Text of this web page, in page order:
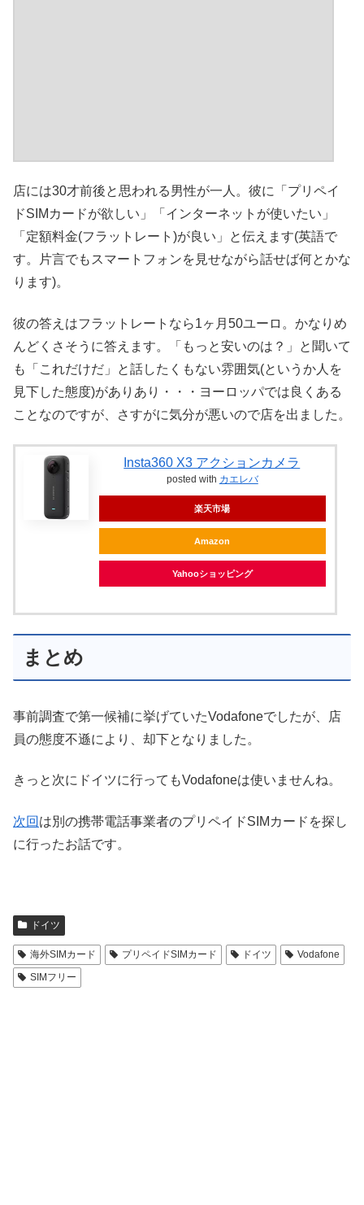
店には30才前後と思われる男性が一人。彼に「プリペイ
ドSIMカードが欲しい」「インターネットが使いたい」
「定額料金(フラットレート)が良い」と伝えます(英語で
す。片言でもスマートフォンを見せながら話せば何とかな
ります)。
彼の答えはフラットレートなら1ヶ月50ユーロ。かなりめ
んどくさそうに答えます。「もっと安いのは？」と聞いて
も「これだけだ」と話したくもない雰囲気(というか人を
見下した態度)がありあり・・・ヨーロッパでは良くある
ことなのですが、さすがに気分が悪いので店を出ました。
Insta360 X3 アクションカメラ
posted with カエレバ
楽天市場
Amazon
Yahooショッピング
まとめ
事前調査で第一候補に挙げていたVodafoneでしたが、店
員の態度不遜により、却下となりました。
きっと次にドイツに行ってもVodafoneは使いませんね。
次回 は別の携帯電話事業者のプリペイドSIMカードを探し
に行ったお話です。
ドイツ
海外SIMカード プリペイドSIMカード ドイツ
Vodafone
SIMフリー